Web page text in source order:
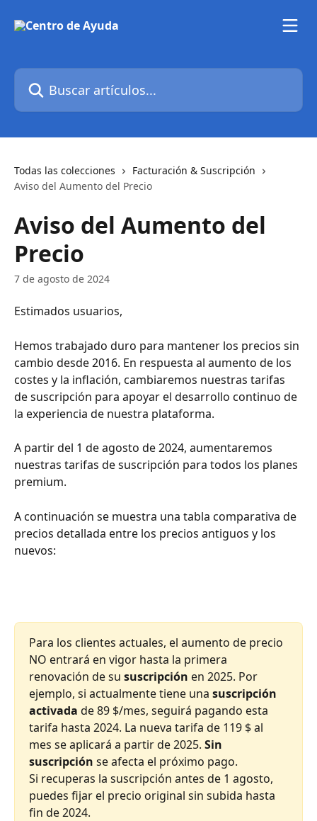
Buscar artículos...
Todas las colecciones
Facturación & Suscripción
Aviso del Aumento del Precio
Aviso del Aumento del
Precio
7 de agosto de 2024
Estimados usuarios,
Hemos trabajado duro para mantener los precios sin
cambio desde 2016. En respuesta al aumento de los
costes y la inflación, cambiaremos nuestras tarifas
de suscripción para apoyar el desarrollo continuo de
la experiencia de nuestra plataforma.
A partir del 1 de agosto de 2024, aumentaremos
nuestras tarifas de suscripción para todos los planes
premium.
A continuación se muestra una tabla comparativa de
precios detallada entre los precios antiguos y los
nuevos:
Para los clientes actuales, el aumento de precio
NO entrará en vigor hasta la primera
renovación de su suscripción en 2025. Por
ejemplo, si actualmente tiene una suscripción
activada de 89 $/mes, seguirá pagando esta
tarifa hasta 2024. La nueva tarifa de 119 $ al
mes se aplicará a partir de 2025. Sin
suscripción se afecta el próximo pago.
Si recuperas la suscripción antes de 1 agosto,
puedes fijar el precio original sin subida hasta
fin de 2024.